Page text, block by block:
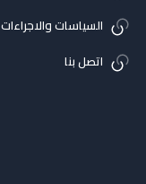
السياسات والاجراءات
اتصل بنا